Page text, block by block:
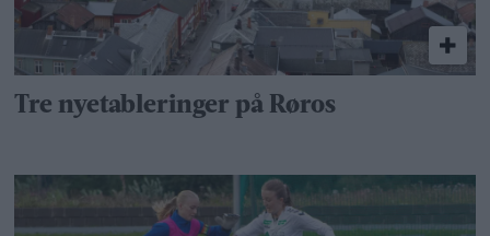
Tre nyetableringer på Røros